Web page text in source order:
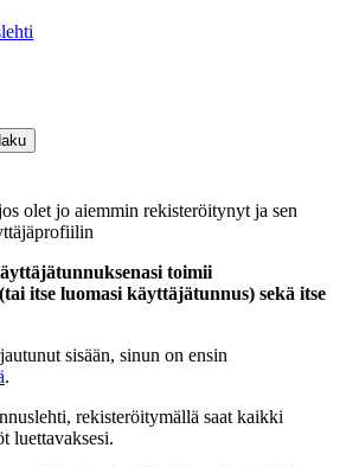
olet jo aiemmin rekisteröitynyt ja sen
toimii
itse luomasi käyttäjätunnus) sekä itse
sisään, sinun on ensin
.
rekisteröitymällä saat kaikki
luettavaksesi.